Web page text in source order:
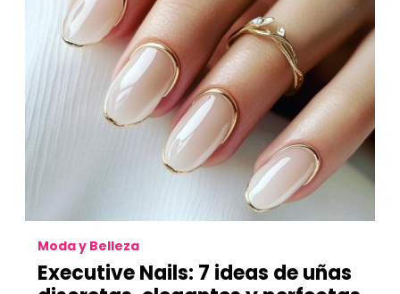
Moda y Belleza
Executive Nails: 7 ideas de uñas